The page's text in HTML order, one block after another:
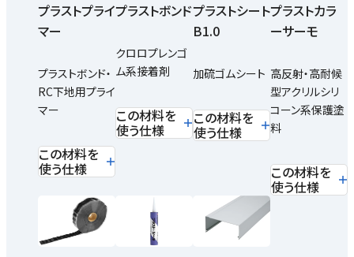
プラストプライ
マー
プラストボンド・
RC下地用プライ
マー
この材料を
使う仕様
プラストボンド
クロロプレンゴ
ム系接着剤
この材料を
使う仕様
プラストシート
B1.0
加硫ゴムシート
この材料を
使う仕様
プラストカラ
ーサーモ
高反射・高耐候
型アクリルシリ
コーン系保護塗
料
この材料を
使う仕様